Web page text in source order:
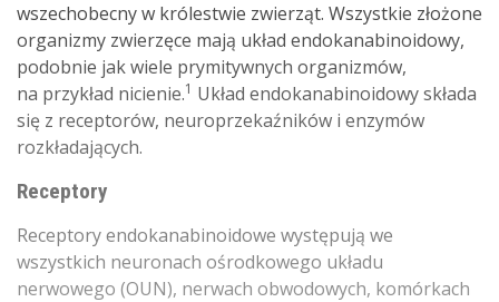
wszechobecny w królestwie zwierząt. Wszystkie złożone
organizmy zwierzęce mają układ endokanabinoidowy,
podobnie jak wiele prymitywnych organizmów,
na przykład nicienie.1 Układ endokanabinoidowy składa
się z receptorów, neuroprzekaźników i enzymów
rozkładających.
Receptory
Receptory endokanabinoidowe występują we
wszystkich neuronach ośrodkowego układu
nerwowego (OUN), nerwach obwodowych, komórkach